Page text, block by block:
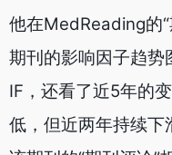
他在MedReading的
期刊的影响因子趋
IF，还看了近5年的
低，但近两年持续下